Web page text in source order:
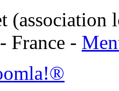
(association
France -